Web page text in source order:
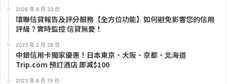
2026 年 6 月 23 日
環聯信貸報告及評分服務【全方位功能】如何避免影響您的信用
評級？實時監控 信貸無憂！
2023 年 2 月 28 日
中銀信用卡獨家優惠！日本東京、大阪、京都、北海道
Trip.com 預訂酒店 即減$100
2023 年 8 月 15 日